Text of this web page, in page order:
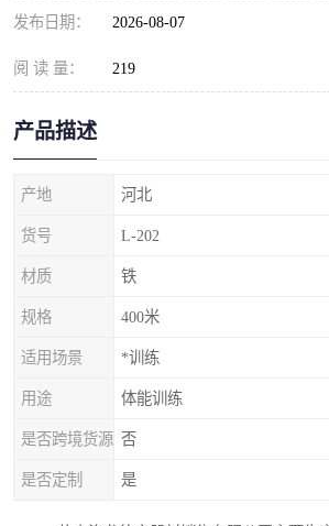
发布日期： 2026-08-07
阅 读 量： 219
产品描述
产地 河北
货号 L-202
材质 铁
规格 400米
适用场景 *训练
用途 体能训练
是否跨境货源 否
是否定制 是